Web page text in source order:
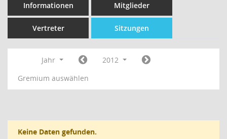
Informationen Mitglieder
Vertreter Sitzungen
Jahr
2012
Gremium auswählen
Keine Daten gefunden.